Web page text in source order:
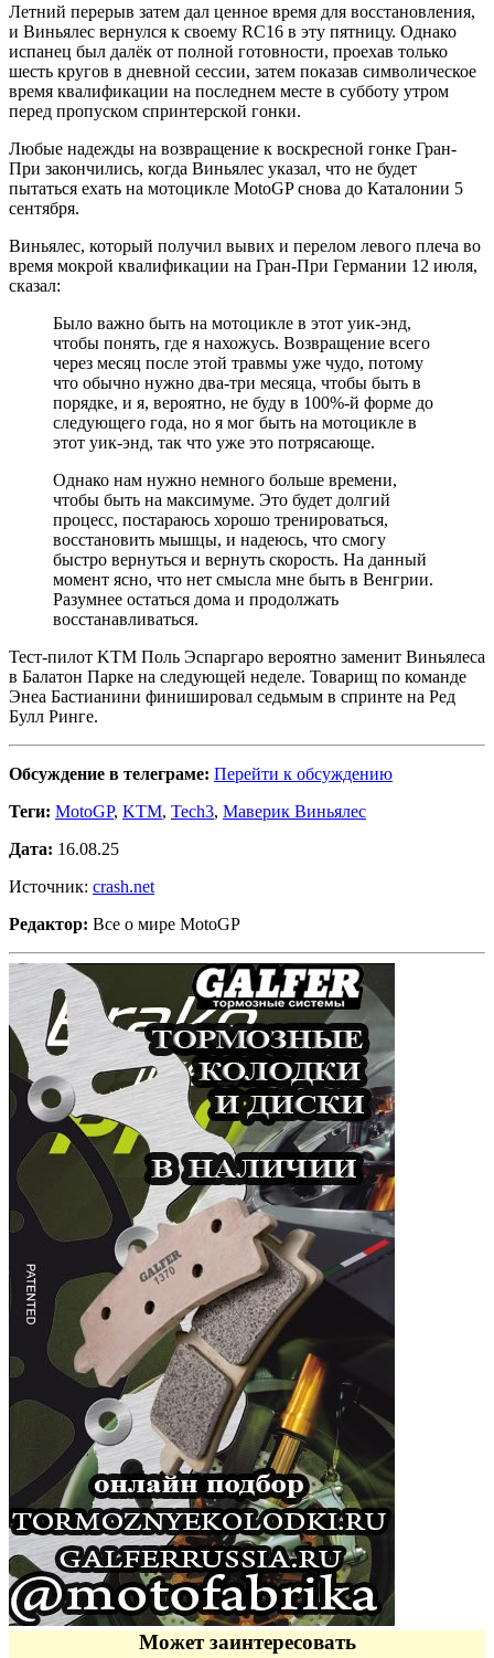
Летний перерыв затем дал ценное время для восстановления,
и Виньялес вернулся к своему RC16 в эту пятницу. Однако
испанец был далёк от полной готовности, проехав только
шесть кругов в дневной сессии, затем показав символическое
время квалификации на последнем месте в субботу утром
перед пропуском спринтерской гонки.
Любые надежды на возвращение к воскресной гонке Гран-
При закончились, когда Виньялес указал, что не будет
пытаться ехать на мотоцикле MotoGP снова до Каталонии 5
сентября.
Виньялес, который получил вывих и перелом левого плеча во
время мокрой квалификации на Гран-При Германии 12 июля,
сказал:
Было важно быть на мотоцикле в этот уик-энд,
чтобы понять, где я нахожусь. Возвращение всего
через месяц после этой травмы уже чудо, потому
что обычно нужно два-три месяца, чтобы быть в
порядке, и я, вероятно, не буду в 100%-й форме до
следующего года, но я мог быть на мотоцикле в
этот уик-энд, так что уже это потрясающе.
Однако нам нужно немного больше времени,
чтобы быть на максимуме. Это будет долгий
процесс, постараюсь хорошо тренироваться,
восстановить мышцы, и надеюсь, что смогу
быстро вернуться и вернуть скорость. На данный
момент ясно, что нет смысла мне быть в Венгрии.
Разумнее остаться дома и продолжать
восстанавливаться.
Тест-пилот KTM Поль Эспаргаро вероятно заменит Виньялеса
в Балатон Парке на следующей неделе. Товарищ по команде
Энеа Бастианини финишировал седьмым в спринте на Ред
Булл Ринге.
Обсуждение в телеграме: Перейти к обсуждению
Теги: MotoGP, KTM, Tech3, Маверик Виньялес
Дата: 16.08.25
Источник: crash.net
Редактор: Все о мире MotoGP
Может заинтересовать